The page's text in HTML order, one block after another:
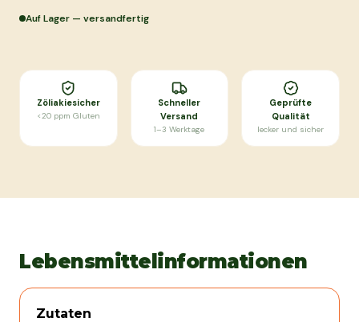
Auf Lager — versandfertig
Zöliakiesicher
<20 ppm Gluten
Schneller
Versand
1–3 Werktage
Geprüfte
Qualität
lecker und sicher
Lebensmittelinformationen
Zutaten